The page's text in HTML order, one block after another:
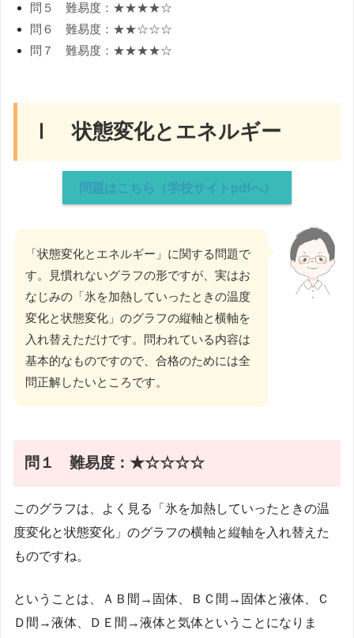
問５ 難易度：★★★★☆
問６ 難易度：★★☆☆☆
問７ 難易度：★★★★☆
Ⅰ 状態変化とエネルギー
問題はこちら（学校サイトpdfへ）
「状態変化とエネルギー」に関する問題で
す。見慣れないグラフの形ですが、実はお
なじみの「氷を加熱していったときの温度
変化と状態変化」のグラフの縦軸と横軸を
入れ替えただけです。問われている内容は
基本的なものですので、合格のためには全
問正解したいところです。
問１ 難易度：★☆☆☆☆
このグラフは、よく見る「氷を加熱していったときの温
度変化と状態変化」のグラフの横軸と縦軸を入れ替えた
ものですね。
ということは、ＡＢ間→固体、ＢＣ間→固体と液体、Ｃ
Ｄ間→液体、ＤＥ間→液体と気体ということになりま